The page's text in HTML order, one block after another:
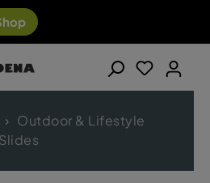
Outdoor & Lifestyle
Slides